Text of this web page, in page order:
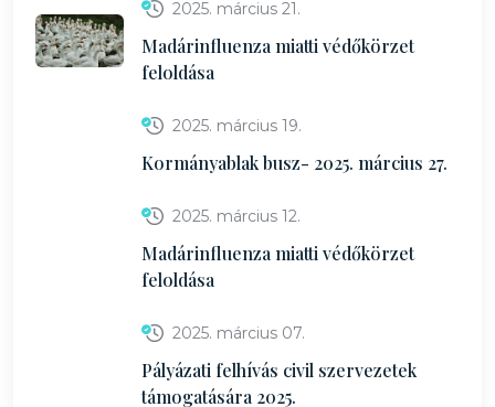
2025. március 21.
Madárinfluenza miatti védőkörzet
feloldása
2025. március 19.
Kormányablak busz- 2025. március 27.
2025. március 12.
Madárinfluenza miatti védőkörzet
feloldása
2025. március 07.
Pályázati felhívás civil szervezetek
támogatására 2025.